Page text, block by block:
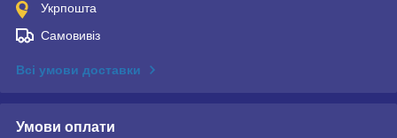
Укрпошта
Самовивіз
Всі умови доставки
Умови оплати